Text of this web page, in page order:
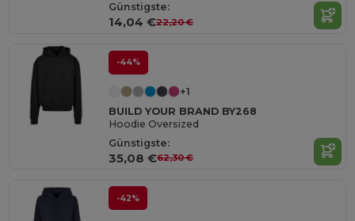
Günstigste:
14,04 €22,20 €
-44%
+1
BUILD YOUR BRAND BY268
Hoodie Oversized
Günstigste:
35,08 €62,30 €
-42%